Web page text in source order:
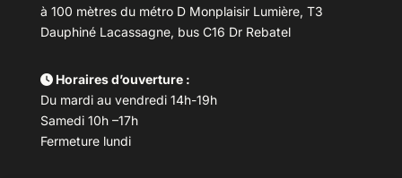
à 100 mètres du métro D Monplaisir Lumière, T3
Dauphiné Lacassagne, bus C16 Dr Rebatel
Horaires d’ouverture :
Du mardi au vendredi 14h-19h
Samedi 10h –17h
Fermeture lundi